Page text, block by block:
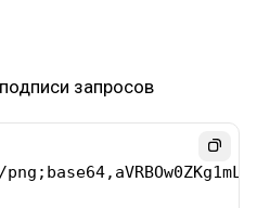
запросов